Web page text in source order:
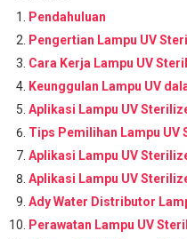
Pendahuluan
Pengertian Lampu UV
Cara Kerja Lampu UV
Keunggulan Lampu UV
Aplikasi Lampu UV
Tips Pemilihan Lampu UV
Aplikasi Lampu UV
Aplikasi Lampu UV
Ady Water Distributor
Perawatan Lampu UV